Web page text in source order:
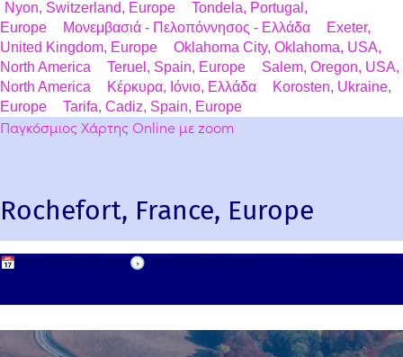
Nyon, Switzerland, Europe
Tondela, Portugal,
Europe
Μονεμβασιά - Πελοπόννησος - Ελλάδα
Exeter,
United Kingdom, Europe
Oklahoma City, Oklahoma, USA,
North America
Teruel, Spain, Europe
Salem, Oregon, USA,
North America
Κέρκυρα, Ιόνιο, Ελλάδα
Korosten, Ukraine,
Europe
Tarifa, Cadiz, Spain, Europe
Παγκόσμιος Χάρτης Online με zoom
Rochefort, France, Europe
📅 🕟